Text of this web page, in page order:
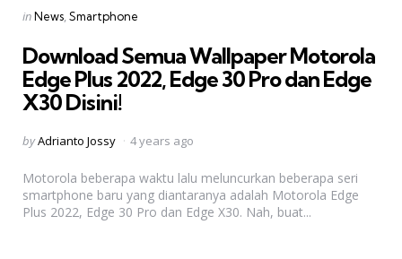
Categories
Posted
inNews Smartphone
Download Semua Wallpaper Motorola
Edge Plus 2022, Edge 30 Pro dan Edge
X30 Disini!
Posted
byAdrianto Jossy 4 years ago
Motorola beberapa waktu lalu meluncurkan beberapa seri
smartphone baru yang diantaranya adalah Motorola Edge
Plus 2022, Edge 30 Pro dan Edge X30. Nah, buat...